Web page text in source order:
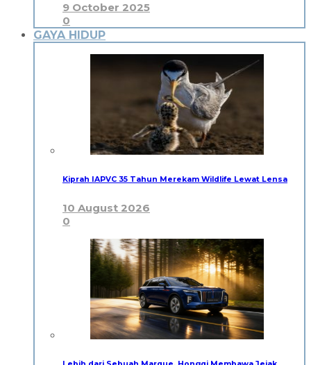
9 October 2025
0
GAYA HIDUP
Kiprah IAPVC 35 Tahun Merekam Wildlife Lewat Lensa
10 August 2026
0